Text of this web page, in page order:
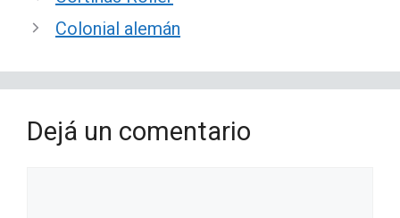
Colonial alemán
Dejá un comentario